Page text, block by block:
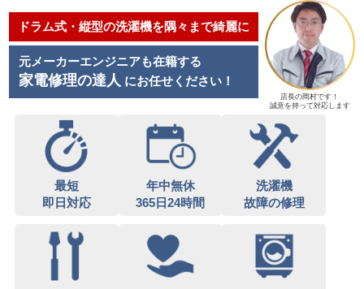
ドラム式・縦型の洗濯機を隅々まで綺麗に
元メーカーエンジニアも在籍する
家電修理の達人 にお任せください！
店長の岡村です！
誠意を持って対応します
最短
即日対応
年中無休
365日24時間
洗濯機
故障の修理